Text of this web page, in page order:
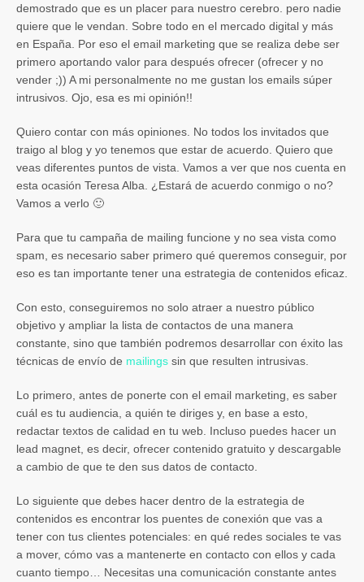
demostrado que es un placer para nuestro cerebro. pero nadie
quiere que le vendan. Sobre todo en el mercado digital y más
en España. Por eso el email marketing que se realiza debe ser
primero aportando valor para después ofrecer (ofrecer y no
vender ;)) A mi personalmente no me gustan los emails súper
intrusivos. Ojo, esa es mi opinión!!
Quiero contar con más opiniones. No todos los invitados que
traigo al blog y yo tenemos que estar de acuerdo. Quiero que
veas diferentes puntos de vista. Vamos a ver que nos cuenta en
esta ocasión Teresa Alba. ¿Estará de acuerdo conmigo o no?
Vamos a verlo 🙂
Para que tu campaña de mailing funcione y no sea vista como
spam, es necesario saber primero qué queremos conseguir, por
eso es tan importante tener una estrategia de contenidos eficaz.
Con esto, conseguiremos no solo atraer a nuestro público
objetivo y ampliar la lista de contactos de una manera
constante, sino que también podremos desarrollar con éxito las
técnicas de envío de mailings sin que resulten intrusivas.
Lo primero, antes de ponerte con el email marketing, es saber
cuál es tu audiencia, a quién te diriges y, en base a esto,
redactar textos de calidad en tu web. Incluso puedes hacer un
lead magnet, es decir, ofrecer contenido gratuito y descargable
a cambio de que te den sus datos de contacto.
Lo siguiente que debes hacer dentro de la estrategia de
contenidos es encontrar los puentes de conexión que vas a
tener con tus clientes potenciales: en qué redes sociales te vas
a mover, cómo vas a mantenerte en contacto con ellos y cada
cuanto tiempo… Necesitas una comunicación constante antes